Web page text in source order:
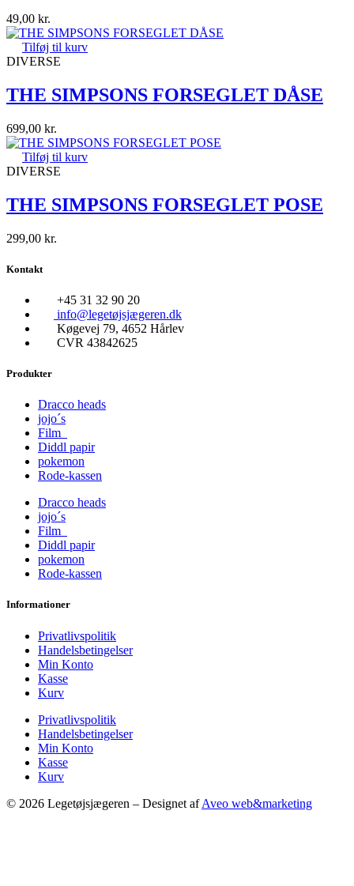
49,00 kr.
Tilføj til kurv
DIVERSE
THE SIMPSONS FORSEGLET DÅSE
699,00 kr.
Tilføj til kurv
DIVERSE
THE SIMPSONS FORSEGLET POSE
299,00 kr.
Kontakt
+45 31 32 90 20
info@legetøjsjægeren.dk
Køgevej 79, 4652 Hårlev
CVR 43842625
Produkter
Dracco heads
jojo´s
Film
Diddl papir
pokemon
Rode-kassen
Dracco heads
jojo´s
Film
Diddl papir
pokemon
Rode-kassen
Informationer
Privatlivspolitik
Handelsbetingelser
Min Konto
Kasse
Kurv
Privatlivspolitik
Handelsbetingelser
Min Konto
Kasse
Kurv
© 2026 Legetøjsjægeren – Designet afAveo web&marketing